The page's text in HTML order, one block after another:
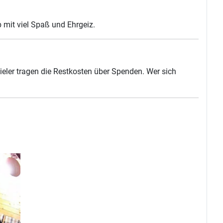
viel Spaß und Ehrgeiz.
tragen die Restkosten über Spenden. Wer sich